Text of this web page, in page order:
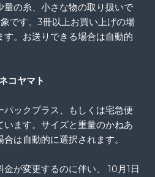
の糸、小さな物の取り扱いで
です。3冊以上お買い上げの場
。お送りできる場合は自動的
コヤマト
ックプラス、もしくは宅急便
います。サイズと重量のかねあ
は自動的に選択されます。
が変更するのに伴い、 10月1日